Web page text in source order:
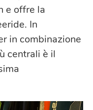
e offre la
In
in combinazione
centrali è il